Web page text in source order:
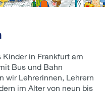
in Frankfurt am
Bus und Bahn
wir Lehrerinnen, Lehrern
im Alter von neun bis